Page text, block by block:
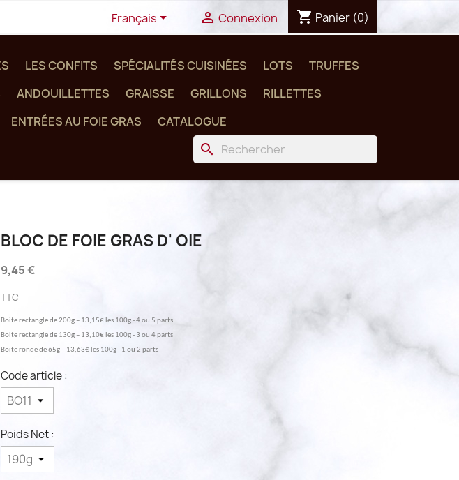
Français  Connexion shopping_cart Panier (0)
LES CONFITS SPÉCIALITÉS CUISINÉES LOTS
TRUFFES
ANDOUILLETTES GRAISSE GRILLONS
RILLETTES
ENTRÉES AU FOIE GRAS CATALOGUE
search
BLOC DE FOIE GRAS D' OIE
9,45 €
TTC
Boite rectangle de 200g – 13,15€ les 100g - 4 ou 5 parts
Boite rectangle de 130g – 13,10€ les 100g - 3 ou 4 parts
Boite ronde de 65g – 13,63€ les 100g - 1 ou 2 parts
Code article :
Poids Net :